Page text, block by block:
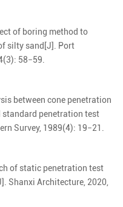
of boring method to
silty sand [J]. Port
(3): 58−59.
between cone penetration
standard penetration test
Survey, 1989(4): 19−21 .
of static penetration test
Shanxi Architecture, 2020,